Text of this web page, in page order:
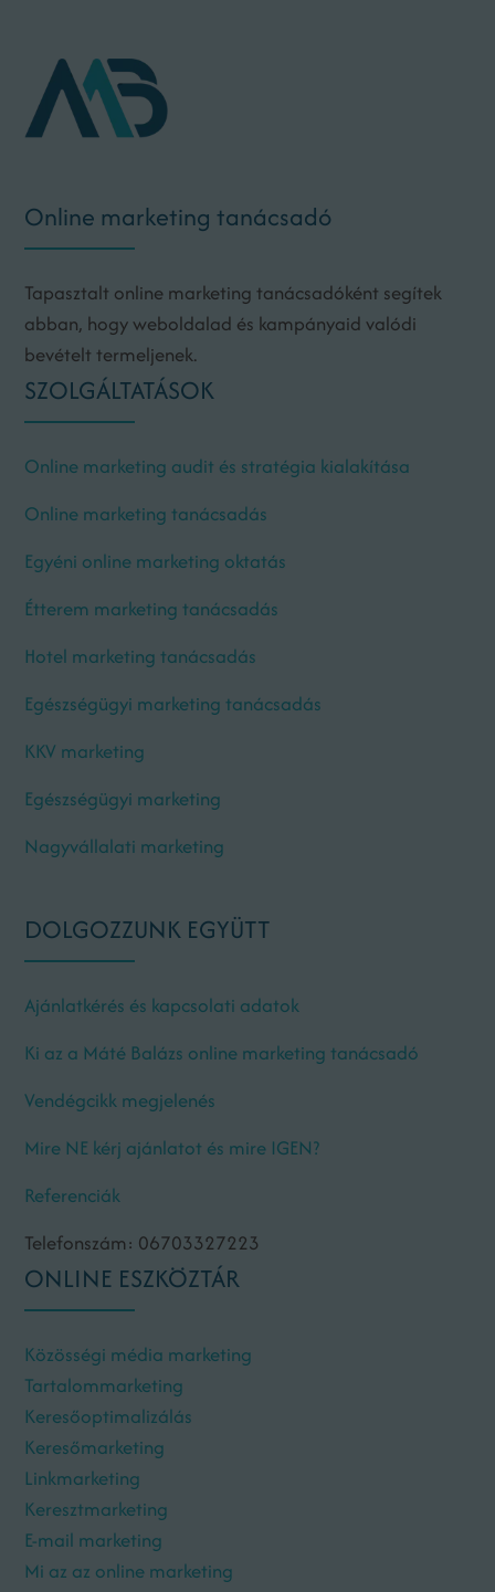
Online marketing tanácsadó
Tapasztalt online marketing tanácsadóként segítek
abban, hogy weboldalad és kampányaid valódi
bevételt termeljenek.
SZOLGÁLTATÁSOK
Online marketing audit és stratégia kialakítása
Online marketing tanácsadás
Egyéni online marketing oktatás
Étterem marketing tanácsadás
Hotel marketing tanácsadás
Egészségügyi marketing tanácsadás
KKV marketing
Egészségügyi marketing
Nagyvállalati marketing
DOLGOZZUNK EGYÜTT
Ajánlatkérés és kapcsolati adatok
Ki az a Máté Balázs online marketing tanácsadó
Vendégcikk megjelenés
Mire NE kérj ajánlatot és mire IGEN?
Referenciák
Telefonszám: 06703327223
ONLINE ESZKÖZTÁR
Közösségi média marketing
Tartalommarketing
Keresőoptimalizálás
Keresőmarketing
Linkmarketing
Keresztmarketing
E-mail marketing
Mi az az online marketing